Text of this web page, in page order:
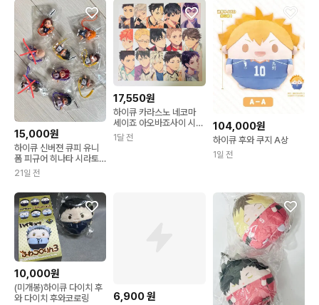
15,000원
하이큐 신버젼 큐피 유니
폼 피규어 히나타 시라토
리자와 후쿠로다니 아사히
21일 전
17,550원
하이큐 카라스노 네코마
세이죠 아오바죠사이 시라
토리자와 후쿠로다니 엽서
1달 전
104,000원
하이큐 후와 쿠지 A상
1일 전
10,000원
(미개봉)하이큐 다이치 후
와 다이치 후와코로링
6,900원